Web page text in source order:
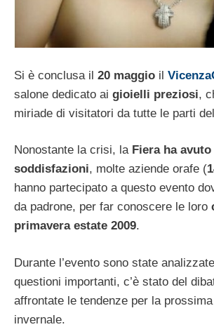
Si è conclusa il 20 maggio il
salone dedicato ai gioielli preziosi,
miriade di visitatori da tutte le parti
Nonostante la crisi, la Fiera ha
soddisfazioni, molte aziende orafe (
hanno partecipato a questo evento
da padrone, per far conoscere le loro
primavera estate 2009.
Durante l’evento sono state
questioni importanti, c’è stato del
affrontate le tendenze per la
invernale.